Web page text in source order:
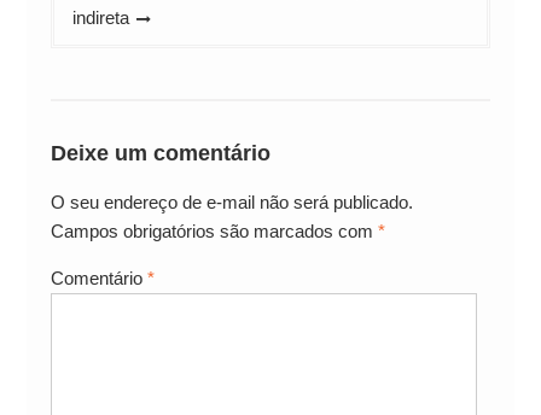
indireta
Deixe um comentário
O seu endereço de e-mail não será publicado.
Campos obrigatórios são marcados com *
Comentário *